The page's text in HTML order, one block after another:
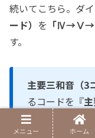
続いてこちら。ダ
ード） を 「Ⅳ→Ⅴ→I
す。
主要三和音（3
るコードを『
「キー：Cメジ
FM7、G7）が
メニュー ホーム